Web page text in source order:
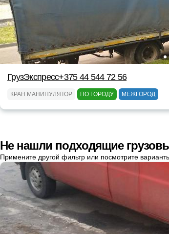
ГрузЭкспресс+375 44 544 72 56
КРАН МАНИПУЛЯТОР ПО ГОРОДУ МЕЖГОРОД
Не нашли подходящие
Примените другой фильтр или посмотрите